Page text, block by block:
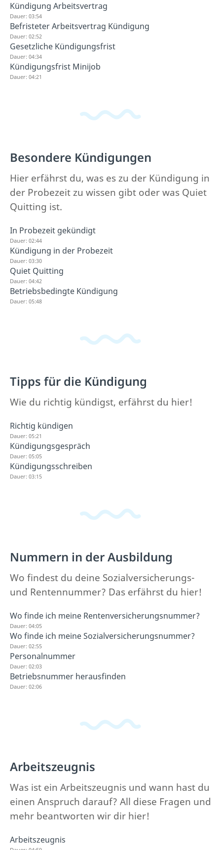
Kündigung Arbeitsvertrag
Dauer: 03:54
Befristeter Arbeitsvertrag Kündigung
Dauer: 02:52
Gesetzliche Kündigungsfrist
Dauer: 04:34
Kündigungsfrist Minijob
Dauer: 04:21
Besondere Kündigungen
Hier erfährst du, was es zu der Kündigung in
der Probezeit zu wissen gibt oder was Quiet
Quitting ist.
In Probezeit gekündigt
Dauer: 02:44
Kündigung in der Probezeit
Dauer: 03:30
Quiet Quitting
Dauer: 04:42
Betriebsbedingte Kündigung
Dauer: 05:48
Tipps für die Kündigung
Wie du richtig kündigst, erfährst du hier!
Richtig kündigen
Dauer: 05:21
Kündigungsgespräch
Dauer: 05:05
Kündigungsschreiben
Dauer: 03:15
Nummern in der Ausbildung
Wo findest du deine Sozialversicherungs-
und Rentennummer? Das erfährst du hier!
Wo finde ich meine Rentenversicherungsnummer?
Dauer: 04:05
Wo finde ich meine Sozialversicherungsnummer?
Dauer: 02:55
Personalnummer
Dauer: 02:03
Betriebsnummer herausfinden
Dauer: 02:06
Arbeitszeugnis
Was ist ein Arbeitszeugnis und wann hast du
einen Anspruch darauf? All diese Fragen und
mehr beantworten wir dir hier!
Arbeitszeugnis